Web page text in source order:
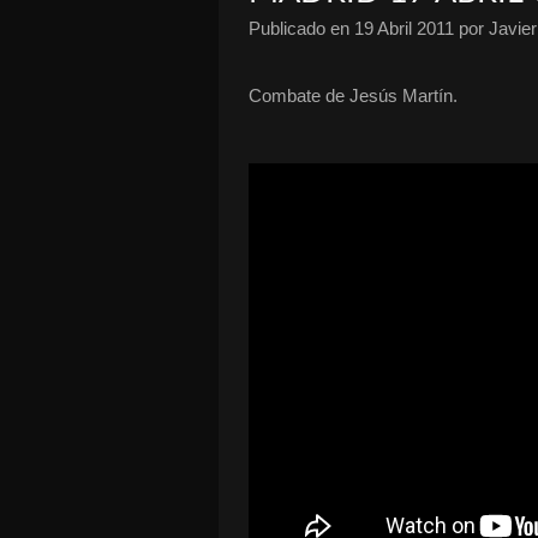
Publicado en 19 Abril 2011 por
Combate de Jesús Martín.